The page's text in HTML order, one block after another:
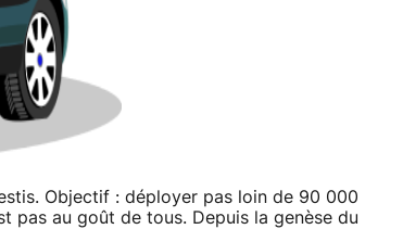
Objectif : déployer pas loin de 90 000
pas au goût de tous. Depuis la genèse du